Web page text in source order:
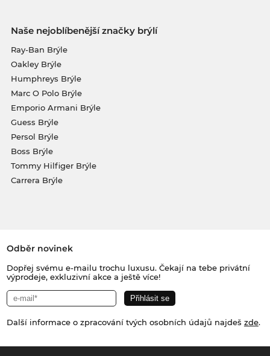
Naše nejoblíbenější značky brýlí
Ray-Ban Brýle
Oakley Brýle
Humphreys Brýle
Marc O Polo Brýle
Emporio Armani Brýle
Guess Brýle
Persol Brýle
Boss Brýle
Tommy Hilfiger Brýle
Carrera Brýle
Odběr novinek
Dopřej svému e-mailu trochu luxusu. Čekají na tebe privátní
výprodeje, exkluzivní akce a ještě více!
Další informace o zpracování tvých osobních údajů najdeš zde.